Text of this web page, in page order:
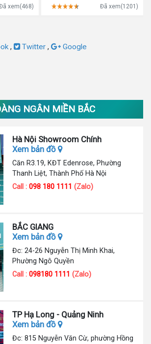
xem(468) Đã xem(1201)
, Twitter , Google
NGÂN MIỀN BẮC
Hà Nội Showroom Chính
Xem bản đồ
Căn R3.19, KĐT Edenrose, Phường
Thanh Liệt, Thành Phố Hà Nội
Call :098 180 1111 (Zalo)
BẮC GIANG
Xem bản đồ
Đc: 24-26 Nguyễn Thị Minh Khai,
Phường Ngô Quyền
Call :098180 1111 (Zalo)
TP Hạ Long - Quảng Ninh
Xem bản đồ
Đc: 815 Nguyễn Văn Cừ, phường Hồng